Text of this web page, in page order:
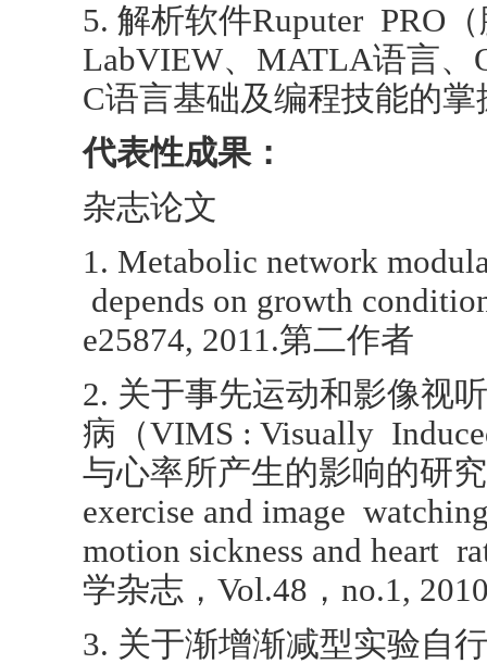
5. 解析软件Ruputer PRO
LabVIEW、MATLA语言、
C语言基础及编程技能的
代表性成果：
杂志论文
1. Metabolic network
depends on growth
e25874, 2011.第二作者
2. 关于事先运动和影像视
病（VIMS : Visually
与心率所产生的影响的研
exercise and image
motion sickness and heart
学杂志，Vol.48，no.1,
3. 关于渐增渐减型实验自